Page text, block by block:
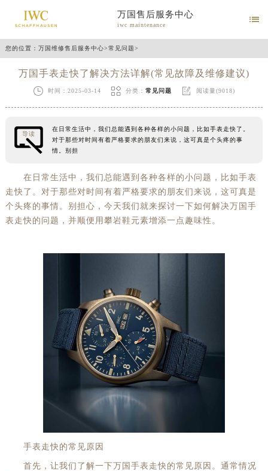
万国售后服务中心
iwc maintenance

您的位置： 万国维修售后服务中心>常见问题>
万国手表走快了解决方法详解(常见故障及维修建议)
 时间：2025-03-14  分类： 常见问题  阅读量(9018)
导读
在日常生活中，我们总能遇到各种各样的小问题，比如手表走快了。
对于那些对时间有着严格要求的朋友们来说，这可真是个头疼的事
情。别担
在日常生活中，我们总能遇到各种各样的小问题，比如手表
走快了。对于那些对时间有着严格要求的朋友们来说，这可真是
个头疼的事情。别担心，今天我们就来探讨一下如何解决万国手
表走快的问题，并顺便用攀岩鞋元素增添一点趣味性。
手表走快的常见原因
首先，让我们了解一下万国手表走快的常见原因。通常情况